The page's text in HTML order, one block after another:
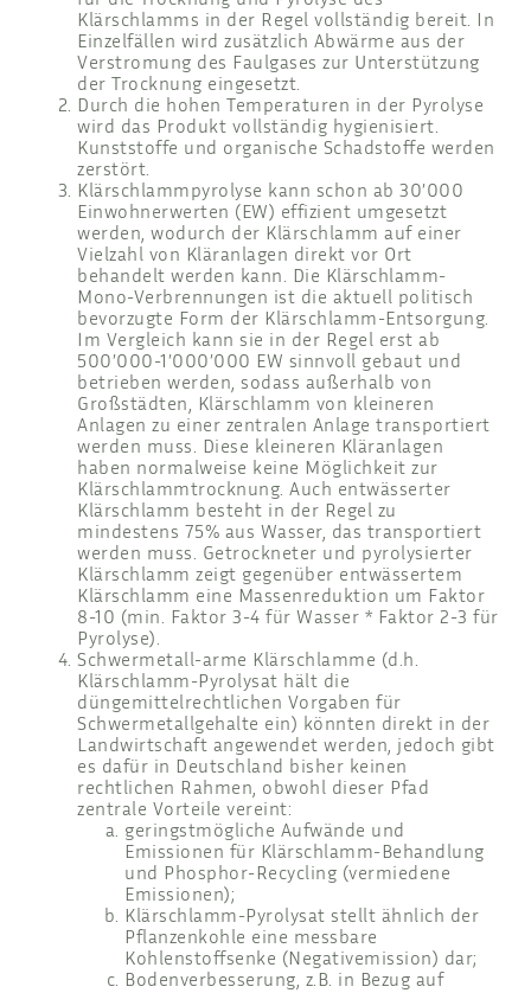
Klärschlamms in der Regel vollständig bereit. In
Einzelfällen wird zusätzlich Abwärme aus der
Verstromung des Faulgases zur Unterstützung
der Trocknung eingesetzt.
Durch die hohen Temperaturen in der Pyrolyse
wird das Produkt vollständig hygienisiert.
Kunststoffe und organische Schadstoffe werden
zerstört.
Klärschlammpyrolyse kann schon ab 30’000
Einwohnerwerten (EW) effizient umgesetzt
werden, wodurch der Klärschlamm auf einer
Vielzahl von Kläranlagen direkt vor Ort
behandelt werden kann. Die Klärschlamm-
Mono-Verbrennungen ist die aktuell politisch
bevorzugte Form der Klärschlamm-Entsorgung.
Im Vergleich kann sie in der Regel erst ab
500’000-1’000’000 EW sinnvoll gebaut und
betrieben werden, sodass außerhalb von
Großstädten, Klärschlamm von kleineren
Anlagen zu einer zentralen Anlage transportiert
werden muss. Diese kleineren Kläranlagen
haben normalweise keine Möglichkeit zur
Klärschlammtrocknung. Auch entwässerter
Klärschlamm besteht in der Regel zu
mindestens 75% aus Wasser, das transportiert
werden muss. Getrockneter und pyrolysierter
Klärschlamm zeigt gegenüber entwässertem
Klärschlamm eine Massenreduktion um Faktor
8-10 (min. Faktor 3-4 für Wasser * Faktor 2-3 für
Pyrolyse).
Schwermetall-arme Klärschlamme (d.h.
Klärschlamm-Pyrolysat hält die
düngemittelrechtlichen Vorgaben für
Schwermetallgehalte ein) könnten direkt in der
Landwirtschaft angewendet werden, jedoch gibt
es dafür in Deutschland bisher keinen
rechtlichen Rahmen, obwohl dieser Pfad
zentrale Vorteile vereint:
geringstmögliche Aufwände und
Emissionen für Klärschlamm-Behandlung
und Phosphor-Recycling (vermiedene
Emissionen);
Klärschlamm-Pyrolysat stellt ähnlich der
Pflanzenkohle eine messbare
Kohlenstoffsenke (Negativemission) dar;
Bodenverbesserung, z.B. in Bezug auf